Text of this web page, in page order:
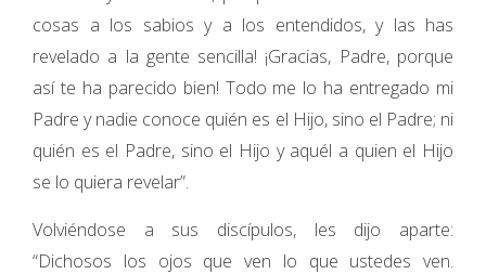
cosas a los sabios y a los entendidos, y las has
revelado a la gente sencilla! ¡Gracias, Padre, porque
así te ha parecido bien! Todo me lo ha entregado mi
Padre y nadie conoce quién es el Hijo, sino el Padre; ni
quién es el Padre, sino el Hijo y aquél a quien el Hijo
se lo quiera revelar”.
Volviéndose a sus discípulos, les dijo aparte:
“Dichosos los ojos que ven lo que ustedes ven.